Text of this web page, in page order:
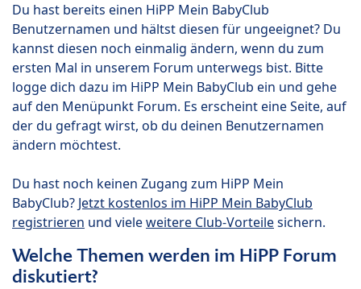
Du hast bereits einen HiPP Mein BabyClub
Benutzernamen und hältst diesen für ungeeignet? Du
kannst diesen noch einmalig ändern, wenn du zum
ersten Mal in unserem Forum unterwegs bist. Bitte
logge dich dazu im HiPP Mein BabyClub ein und gehe
auf den Menüpunkt Forum. Es erscheint eine Seite, auf
der du gefragt wirst, ob du deinen Benutzernamen
ändern möchtest.
Du hast noch keinen Zugang zum HiPP Mein
BabyClub? Jetzt kostenlos im HiPP Mein BabyClub
registrieren und vieleweitere Club-Vorteilesichern.
Welche Themen werden im HiPP Forum
diskutiert?